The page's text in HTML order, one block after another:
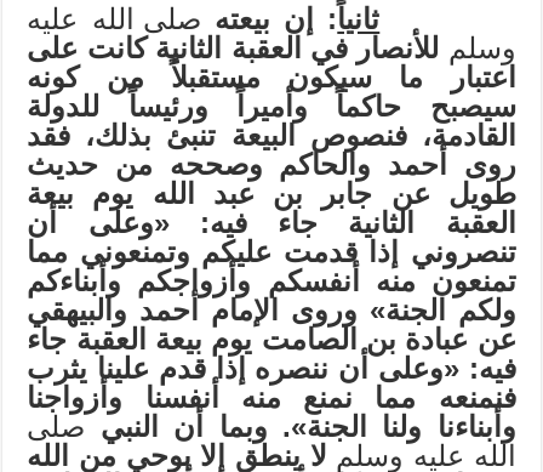
ثانياً: إن بيعته صلى الله عليه
وسلم للأنصار في العقبة الثانية كانت على
اعتبار ما سيكون مستقبلاً من كونه
سيصبح حاكماً وأميراً ورئيساً للدولة
القادمة، فنصوص البيعة تنبئ بذلك، فقد
روى أحمد والحاكم وصححه من حديث
طويل عن جابر بن عبد الله يوم بيعة
العقبة الثانية جاء فيه: «وعلى أن
تنصروني إذا قدمت عليكم وتمنعوني مما
تمنعون منه أنفسكم وأزواجكم وأبناءكم
ولكم الجنة» وروى الإمام أحمد والبيهقي
عن عبادة بن الصامت يوم بيعة العقبة جاء
فيه: «وعلى أن ننصره إذا قدم علينا يثرب
فنمنعه مما نمنع منه أنفسنا وأزواجنا
وأبناءنا ولنا الجنة». وبما أن النبيصلى
الله عليه وسلم لا ينطق إلا بوحي من الله